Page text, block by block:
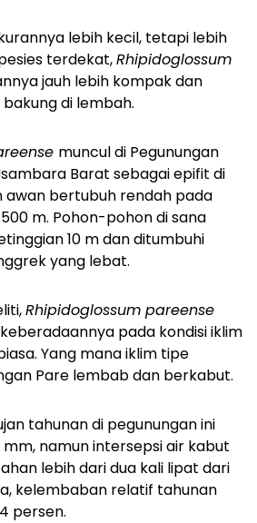
lebih kecil, tetapi lebih
terdekat,Rhipidoglossum
jauh lebih kompak dan
di lembah.
muncul di Pegunungan
Barat sebagai epifit di
awan bertubuh rendah pada
m. Pohon-pohon di sana
10 m dan ditumbuhi
yang lebat.
Rhipidoglossum pareense
pada kondisi iklim
Yang mana iklim tipe
Pare lembab dan berkabut.
tahunan di pegunungan ini
mm, namun intersepsi air kabut
lebih dari dua kali lipat dari
kelembaban relatif tahunan
persen.